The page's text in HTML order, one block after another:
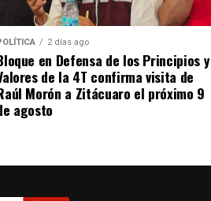
2 días ago
en Defensa de los Principios y
de la 4T confirma visita de
Morón a Zitácuaro el próximo 9
agosto